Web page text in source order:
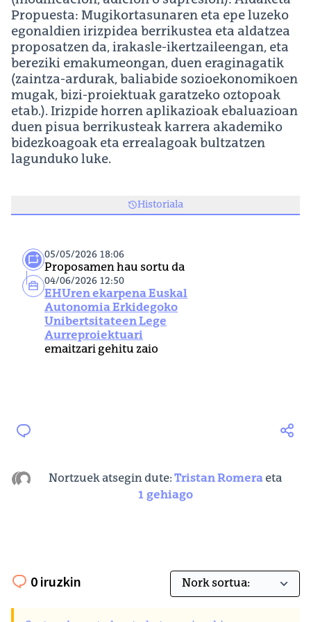
Propuesta: Mugikortasunaren eta epe luzeko
egonaldien irizpidea berrikustea eta aldatzea
proposatzen da, irakasle-ikertzaileengan, eta
bereziki emakumeongan, duen eraginagatik
(zaintza-ardurak, baliabide sozioekonomikoen
mugak, bizi-proiektuak garatzeko oztopoak
etab.). Irizpide horren aplikazioak ebaluazioan
duen pisua berrikusteak karrera akademiko
bidezkoagoak eta errealagoak bultzatzen
lagunduko luke.
Historiala
05/05/2026 18:06
Proposamen hau sortu da
04/06/2026 12:50
EHUren ekarpena Euskal
Autonomia Erkidegoko
Unibertsitateen Lege
Aurreproiektuari
emaitzari gehitu zaio
Nortzuek atsegin dute:Tristan Romeraeta
1 gehiago
0 iruzkin